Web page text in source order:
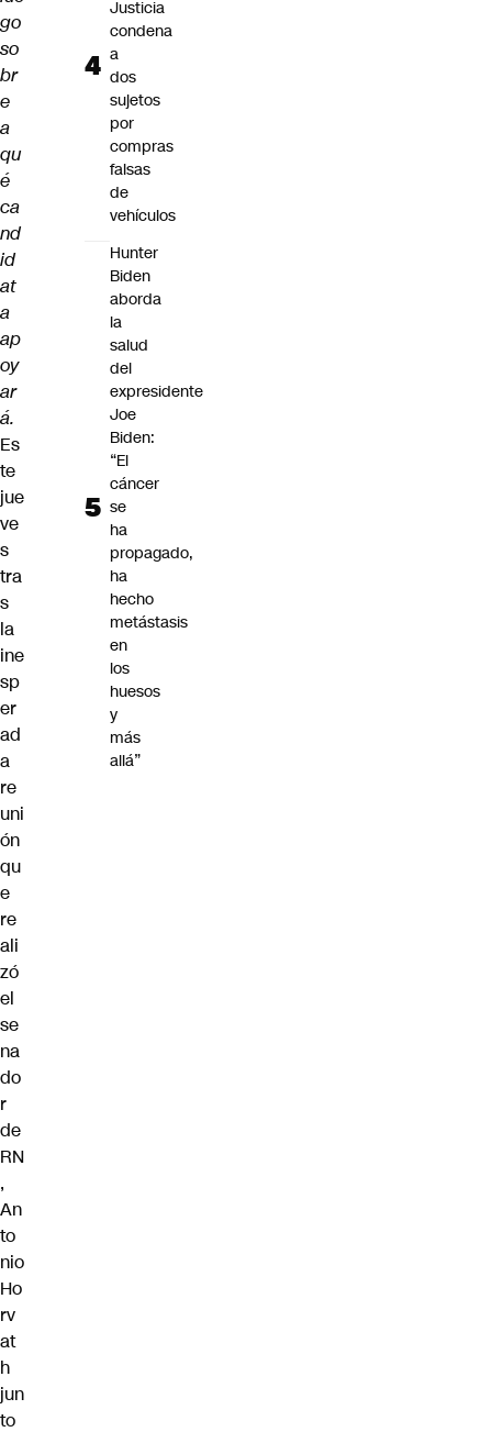
go
so
br
e
a
qu
é
ca
nd
id
at
a
ap
oy
ar
á.
Es
te
jue
ve
s
tra
s
la
ine
sp
er
ad
a
re
uni
ón
qu
e
re
ali
zó
el
se
na
do
r
de
RN
,
An
to
nio
Ho
rv
at
h
jun
to
Justicia
condena
a
dos
sujetos
por
compras
falsas
de
vehículos
Hunter
Biden
aborda
la
salud
del
expresidente
Joe
Biden:
“El
cáncer
se
ha
propagado,
ha
hecho
metástasis
en
los
huesos
y
más
allá”